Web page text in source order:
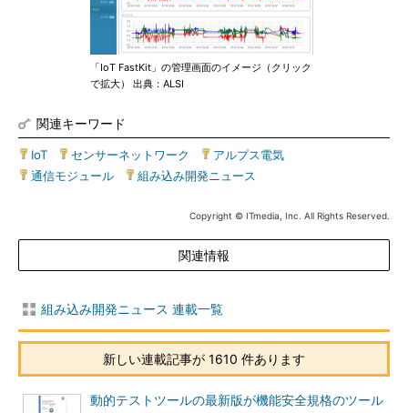
「IoT FastKit」の管理画面のイメージ（クリック
で拡大） 出典：ALSI
関連キーワード
IoT センサーネットワーク アルプス電気
通信モジュール
組み込み開発ニュース
Copyright © ITmedia, Inc. All Rights Reserved.
関連情報
組み込み開発ニュース 連載一覧
新しい連載記事が 1610 件あります
動的テストツールの最新版が機能安全規格のツール